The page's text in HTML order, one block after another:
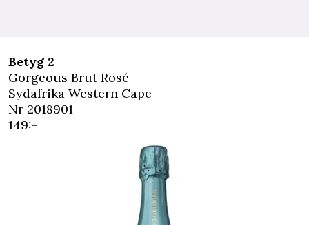
Betyg 2
Gorgeous Brut Rosé
Sydafrika Western Cape
Nr 2018901
149:-